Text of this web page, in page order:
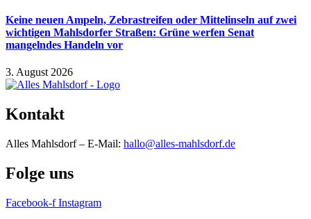
Keine neuen Ampeln, Zebrastreifen oder Mittelinseln auf zwei
wichtigen Mahlsdorfer Straßen: Grüne werfen Senat
mangelndes Handeln vor
3. August 2026
Kontakt
Alles Mahlsdorf – E-Mail: hallo@alles-mahlsdorf.de
Folge uns
Facebook-f Instagram